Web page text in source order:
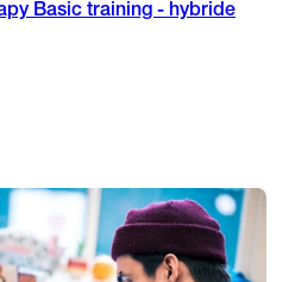
Basic training - hybride